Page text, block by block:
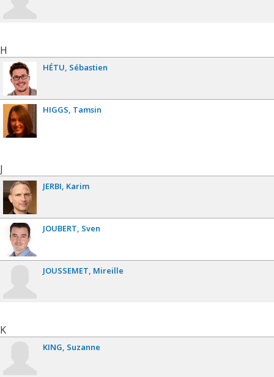
H
HÉTU Sébastien
HIGGS Tamsin
J
JERBI Karim
JOUBERT Sven
JOUSSEMET Mireille
K
KING Suzanne